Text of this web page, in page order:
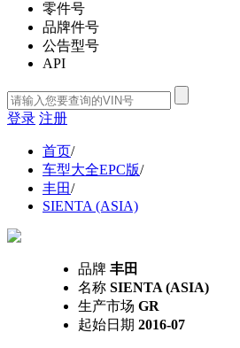
零件号
品牌件号
公告型号
API
登录 注册
首页/
车型大全EPC版/
丰田/
SIENTA (ASIA)
品牌 丰田
名称 SIENTA (ASIA)
生产市场 GR
起始日期 2016-07